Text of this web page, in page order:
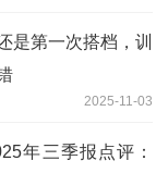
是第一次搭档，训
2025-11-03
年三季报点评：